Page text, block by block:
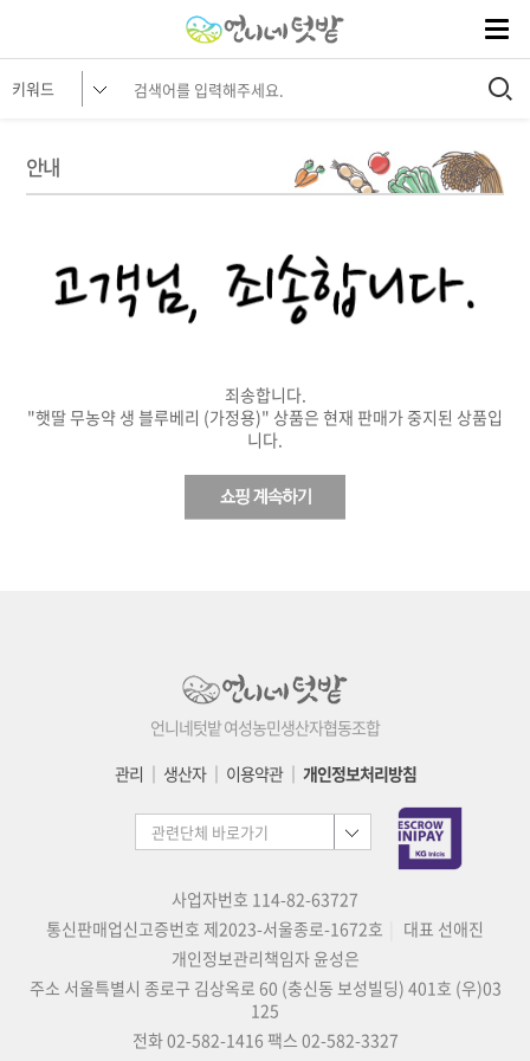
안내
죄송합니다.
"햇딸 무농약 생 블루베리 (가정용)" 상품은 현재 판매가 중지된 상품입
니다.
언니네텃밭 여성농민생산자협동조합
관리 │ 생산자│ 이용약관│ 개인정보처리방침
사업자번호 114-82-63727
통신판매업신고증번호 제2023-서울종로-1672호
대표 선애진
개인정보관리책임자 윤성은
주소 서울특별시 종로구 김상옥로 60 (충신동 보성빌딩) 401호 (우)03
125
전화 02-582-1416 팩스 02-582-3327